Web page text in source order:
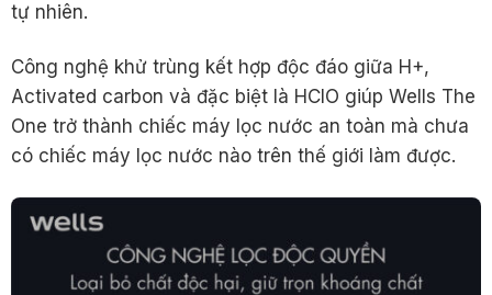
tự nhiên.
Công nghệ khử trùng kết hợp độc đáo giữa H+,
Activated carbon và đặc biệt là HClO giúp Wells The
One trở thành chiếc máy lọc nước an toàn mà chưa
có chiếc máy lọc nước nào trên thế giới làm được.